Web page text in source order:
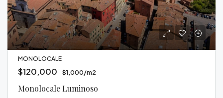
MONOLOCALE
$120,000 $1,000/m2
Monolocale Luminoso